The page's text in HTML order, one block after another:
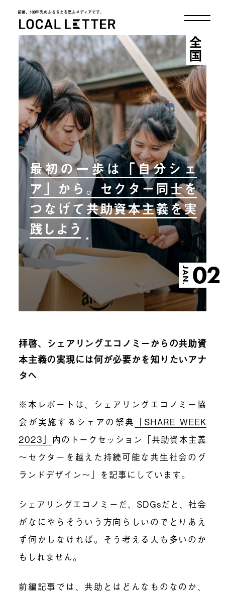
前略、100年先のふるさとを思ふメディアです。
LOCAL LETTER
最初の一歩は「自分シェ
ア」から。セクター同士を
つなげて共助資本主義を実
践しよう
JAN. 02
全国
拝啓、シェアリングエコノミーからの共助資
本主義の実現には何が必要かを知りたいアナ
タへ
※本レポートは、シェアリングエコノミー協
会が実施するシェアの祭典 「SHARE WEEK
2023」 内のトークセッション「共助資本主義
〜セクターを越えた持続可能な共生社会のグ
ランドデザイン〜」を記事にしています。
シェアリングエコノミーだ、SDGsだと、社会
がなにやらそういう方向らしいのでとりあえ
ず何かしなければ。そう考える人も多いのか
もしれません。
前編記事では、共助とはどんなものなのか、